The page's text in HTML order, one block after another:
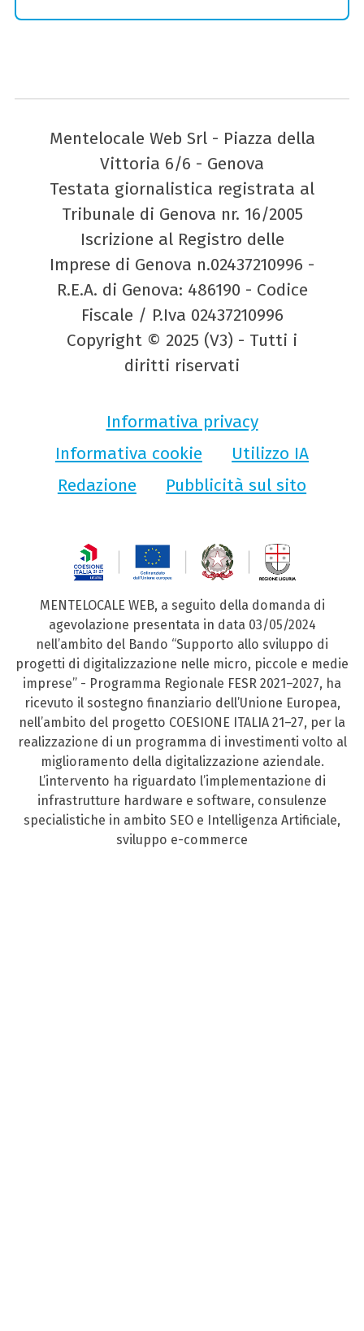
Mentelocale Web Srl - Piazza della
Vittoria 6/6 - Genova
Testata giornalistica registrata al
Tribunale di Genova nr. 16/2005
Iscrizione al Registro delle
Imprese di Genova n.02437210996 -
R.E.A. di Genova: 486190 - Codice
Fiscale / P.Iva 02437210996
Copyright © 2025 (V3) - Tutti i
diritti riservati
Informativa privacy
Informativa cookie
Utilizzo IA
Redazione
Pubblicità sul sito
MENTELOCALE WEB, a seguito della domanda di
agevolazione presentata in data 03/05/2024
nell’ambito del Bando “Supporto allo sviluppo di
progetti di digitalizzazione nelle micro, piccole e medie
imprese” - Programma Regionale FESR 2021–2027, ha
ricevuto il sostegno finanziario dell’Unione Europea,
nell’ambito del progetto COESIONE ITALIA 21–27, per la
realizzazione di un programma di investimenti volto al
miglioramento della digitalizzazione aziendale.
L’intervento ha riguardato l’implementazione di
infrastrutture hardware e software, consulenze
specialistiche in ambito SEO e Intelligenza Artificiale,
sviluppo e-commerce